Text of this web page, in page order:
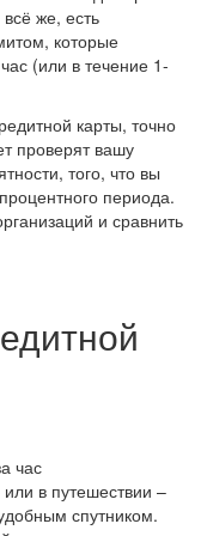
же, есть
которые
(или в течение 1-
карты, точно
проверят вашу
того, что вы
периода.
и сравнить
час
в путешествии –
спутником.